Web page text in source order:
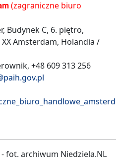
(zagraniczne biuro
Budynek C, 6. piętro,
Amsterdam, Holandia /
+48 609 313 256